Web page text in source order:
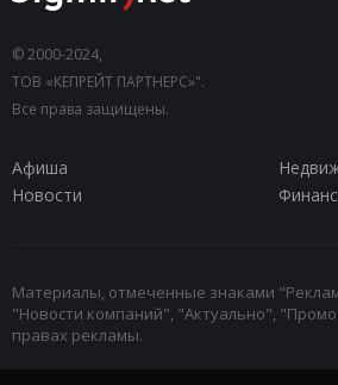
© 2000-2024,
ТОВ «КЕПРЕЙТ ПАРТНЕРС»".
Все права защищены.
Афиша
Новости
Материалы, отмеченные знаками
"Новости компаний", "Актуально",
правах рекламы.